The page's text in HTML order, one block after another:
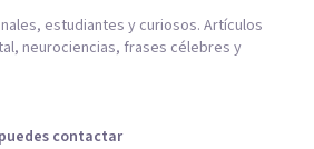
estudiantes y curiosos. Artículos
neurociencias, frases célebres y
contactar